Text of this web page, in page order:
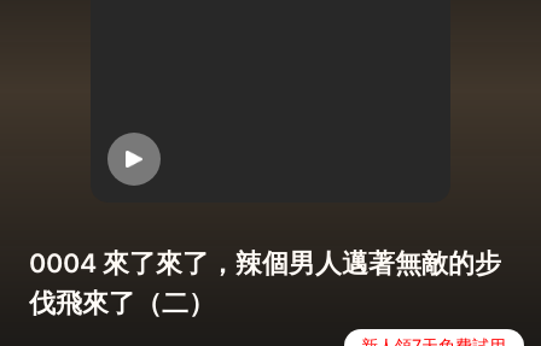
0004 來了來了，辣個男人邁著無敵的步
伐飛來了（二）